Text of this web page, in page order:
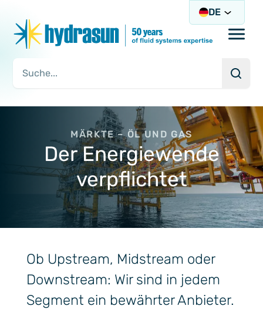
Suche
DE
MÄRKTE – ÖL UND GAS
Der Energiewende
verpflichtet
Ob Upstream, Midstream oder
Downstream: Wir sind in jedem
Segment ein bewährter Anbieter.